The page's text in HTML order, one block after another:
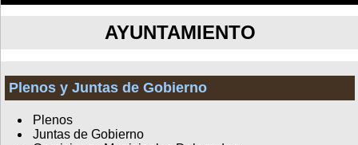
AYUNTAMIENTO
Plenos y Juntas de Gobierno
Plenos
Juntas de Gobierno